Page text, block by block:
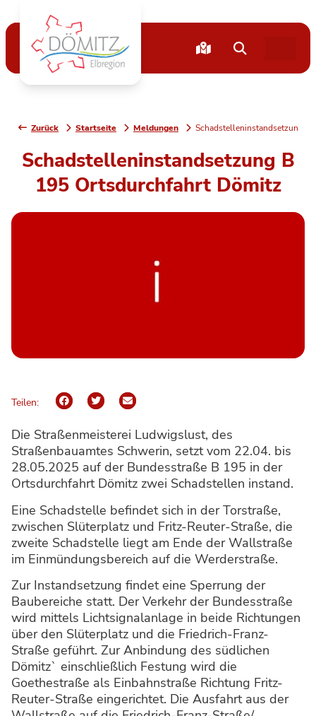
Zurück Startseite Meldungen Schadstelleninstandsetzung B
Schadstelleninstandsetzung B
195 Ortsdurchfahrt Dömitz
Teilen:
Die Straßenmeisterei Ludwigslust, des
Straßenbauamtes Schwerin, setzt vom 22.04. bis
28.05.2025 auf der Bundesstraße B 195 in der
Ortsdurchfahrt Dömitz zwei Schadstellen instand.
Eine Schadstelle befindet sich in der Torstraße,
zwischen Slüterplatz und Fritz-Reuter-Straße, die
zweite Schadstelle liegt am Ende der Wallstraße
im Einmündungsbereich auf die Werderstraße.
Zur Instandsetzung findet eine Sperrung der
Baubereiche statt. Der Verkehr der Bundesstraße
wird mittels Lichtsignalanlage in beide Richtungen
über den Slüterplatz und die Friedrich-Franz-
Straße geführt. Zur Anbindung des südlichen
Dömitz` einschließlich Festung wird die
Goethestraße als Einbahnstraße Richtung Fritz-
Reuter-Straße eingerichtet. Die Ausfahrt aus der